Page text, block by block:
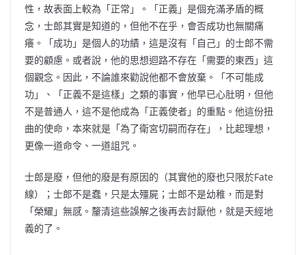
性，故表面上較為「正常」。「正義」是個充滿矛盾的概
念，士郎其實是知道的，但他不在乎，會否成功也無關痛
癢。「成功」是個人的功績，這是沒有「自己」的士郎不需
要的顧慮。或者說，他的思想迴路不存在「需要的東西」這
個觀念。因此，不論誰來勸說他都不會放棄。「不可能成
功」、「正義不是這樣」之類的事實，他早已心肚明，但他
不是普通人，這不是他成為「正義使者」的重點。他這份扭
曲的使命，本來就是「為了衛宮切嗣而存在」，比起理想，
更像一道命令、一道詛咒。
士郎是廢，但他的廢是有原因的（其實他的廢也只限於Fate
線）；士郎不是蠢，只是太殭屍；士郎不是幼稚，而是對
「榮耀」無感。釐清這些誤解之後再去討厭他，就是天經地
義的了。